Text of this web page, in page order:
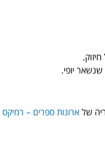
שנשאר יופי.
של ארונות ספרים – רמיקס